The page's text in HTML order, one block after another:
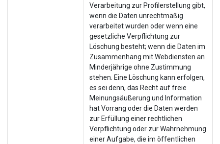
Verarbeitung zur Profilerstellung gibt,
wenn die Daten unrechtmäßig
verarbeitet wurden oder wenn eine
gesetzliche Verpflichtung zur
Löschung besteht; wenn die Daten im
Zusammenhang mit Webdiensten an
Minderjährige ohne Zustimmung
stehen. Eine Löschung kann erfolgen,
es sei denn, das Recht auf freie
Meinungsäußerung und Information
hat Vorrang oder die Daten werden
zur Erfüllung einer rechtlichen
Verpflichtung oder zur Wahrnehmung
einer Aufgabe, die im öffentlichen